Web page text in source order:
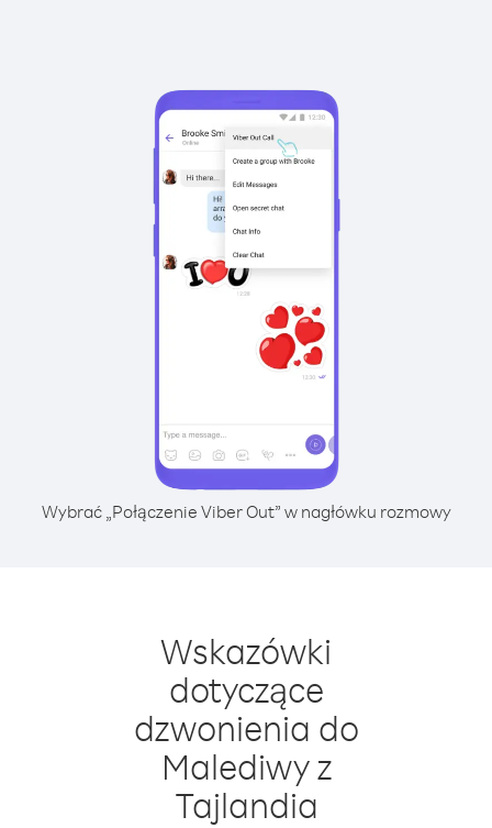
Wybrać „Połączenie Viber Out” w nagłówku rozmowy
Wskazówki
dotyczące
dzwonienia do
Malediwy z
Tajlandia